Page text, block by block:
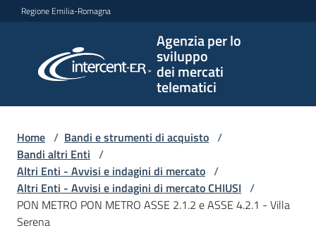
Vai al contenuto
Vai alla navigazione
Vai al footer
Regione Emilia-Romagna
Agenzia per lo
sviluppo
dei mercati
telematici
per lo
sviluppo
telematici
L'Agenzia
Home / Bandi e strumenti di acquisto /
Bandi altri Enti /
Altri Enti - Avvisi e indagini di mercato /
Altri Enti - Avvisi e indagini di mercato CHIUSI /
PON METRO PON METRO ASSE 2.1.2 e ASSE 4.2.1 - Villa
Serena